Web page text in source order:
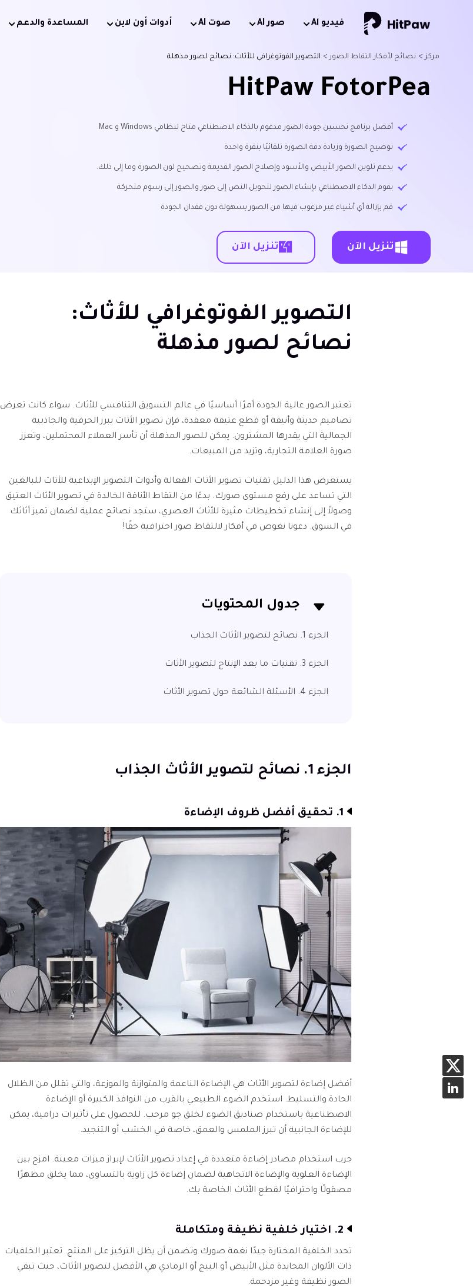
فيديو Al صور AI صوت AI أدوات أون لاين المساعدة والدعم
مركز > نصائح لأفكار التقاط الصور > التصوير الفوتوغرافي للأثاث: نصائح لصور مذهلة
HitPaw FotorPea
أفضل برنامج تحسين جودة الصور مدعوم بالذكاء الاصطناعي متاح لنظامي Windows و Mac
توضيح الصورة وزيادة دقة الصورة تلقائيًا بنقرة واحدة
يدعم تلوين الصور الأبيض والأسود وإصلاح الصور القديمة وتصحيح لون الصورة وما إلى ذلك.
يقوم الذكاء الاصطناعي بإنشاء الصور لتحويل النص إلى صور والصور إلى رسوم متحركة
قم بإزالة أي أشياء غير مرغوب فيها من الصور بسهولة دون فقدان الجودة
تنزيل الآن تنزيل الآن
التصوير الفوتوغرافي للأثاث:
نصائح لصور مذهلة
تعتبر الصور عالية الجودة أمرًا أساسيًا في عالم التسويق التنافسي للأثاث. سواء كانت تعرض
تصاميم حديثة وأنيقة أو قطع عتيقة معقدة، فإن تصوير الأثاث يبرز الحرفية والجاذبية
الجمالية التي يقدرها المشترون. يمكن للصور المذهلة أن تأسر العملاء المحتملين، وتعزز
صورة العلامة التجارية، وتزيد من المبيعات.
يستعرض هذا الدليل تقنيات تصوير الأثاث الفعالة وأدوات التصوير الإبداعية للأثاث للبالغين
التي تساعد على رفع مستوى صورك. بدءًا من التقاط الأناقة الخالدة في تصوير الأثاث العتيق
وصولاً إلى إنشاء تخطيطات مثيرة للأثاث العصري، ستجد نصائح عملية لضمان تميز أثاثك
في السوق. دعونا نغوص في أفكار لالتقاط صور احترافية حقًا!
جدول المحتويات
الجزء 1. نصائح لتصوير الأثاث الجذاب
الجزء 3. تقنيات ما بعد الإنتاج لتصوير الأثاث
الجزء 4. الأسئلة الشائعة حول تصوير الأثاث
الجزء 1. نصائح لتصوير الأثاث الجذاب
1. تحقيق أفضل ظروف الإضاءة
أفضل إضاءة لتصوير الأثاث هي الإضاءة الناعمة والمتوازنة والموزعة، والتي تقلل من الظلال
الحادة والتسليط. استخدم الضوء الطبيعي بالقرب من النوافذ الكبيرة أو الإضاءة
الاصطناعية باستخدام صناديق الضوء لخلق جو مرحب. للحصول على تأثيرات درامية، يمكن
للإضاءة الجانبية أن تبرز الملمس والعمق، خاصة في الخشب أو التنجيد.
جرب استخدام مصادر إضاءة متعددة في إعداد تصوير الأثاث لإبراز ميزات معينة. امزج بين
الإضاءة العلوية والإضاءة الاتجاهية لضمان إضاءة كل زاوية بالتساوي، مما يخلق مظهرًا
مصقولًا واحترافيًا لقطع الأثاث الخاصة بك.
2. اختيار خلفية نظيفة ومتكاملة
تحدد الخلفية المختارة جيدًا نغمة صورك وتضمن أن يظل التركيز على المنتج. تعتبر الخلفيات
ذات الألوان المحايدة مثل الأبيض أو البيج أو الرمادي هي الأفضل لتصوير الأثاث، حيث تبقي
الصور نظيفة وغير مزدحمة.